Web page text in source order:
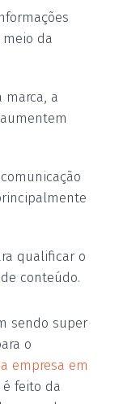
da
marca, a
qualificar o
conteúdo.
sendo super
o
empresa em
é feito da